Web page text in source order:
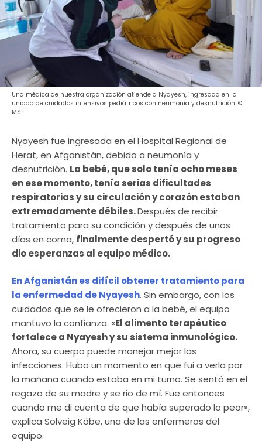
Una médica de nuestra organización atiende a Nyayesh, ingresada en la
unidad de cuidados intensivos pediátricos con neumonía y desnutrición. ©
MSF
Nyayesh fue ingresada en el Hospital Regional de
Herat, en Afganistán, debido a neumonía y
desnutrición. La bebé, que solo tenía ocho meses
en ese momento, tenía serias dificultades
respiratorias y su circulación y corazón estaban
extremadamente débiles.Después de recibir
tratamiento para su condición y después de unos
días en coma, finalmente despertó y su progreso
dio esperanzas al equipo médico.
En Afganistán es difícil obtener tratamiento para
la enfermedad de Nyayesh. Sin embargo, con los
cuidados que se le ofrecieron a la bebé, el equipo
mantuvo la confianza. «El alimento terapéutico
fortalece a Nyayesh y su sistema inmunológico.
Ahora, su cuerpo puede manejar mejor las
infecciones. Hubo un momento en que fui a verla por
la mañana cuando estaba en mi turno. Se sentó en el
regazo de su madre y se rio de mí. Fue entonces
cuando me di cuenta de que había superado lo peor»,
explica Solveig Köbe, una de las enfermeras del
equipo.